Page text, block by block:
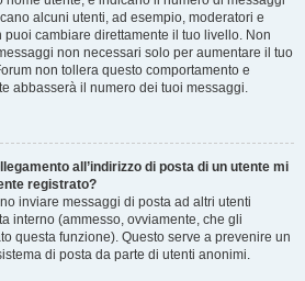
alcuni utenti, ad esempio, moderatori e
cambiare direttamente il tuo livello. Non
non necessari solo per aumentare il tuo
non tollera questo comportamento e
abbasserà il numero dei tuoi messaggi.
all’indirizzo di posta di un utente mi
registrato?
inviare messaggi di posta ad altri utenti
interno (ammesso, ovviamente, che gli
questa funzione). Questo serve a prevenire un
di posta da parte di utenti anonimi.